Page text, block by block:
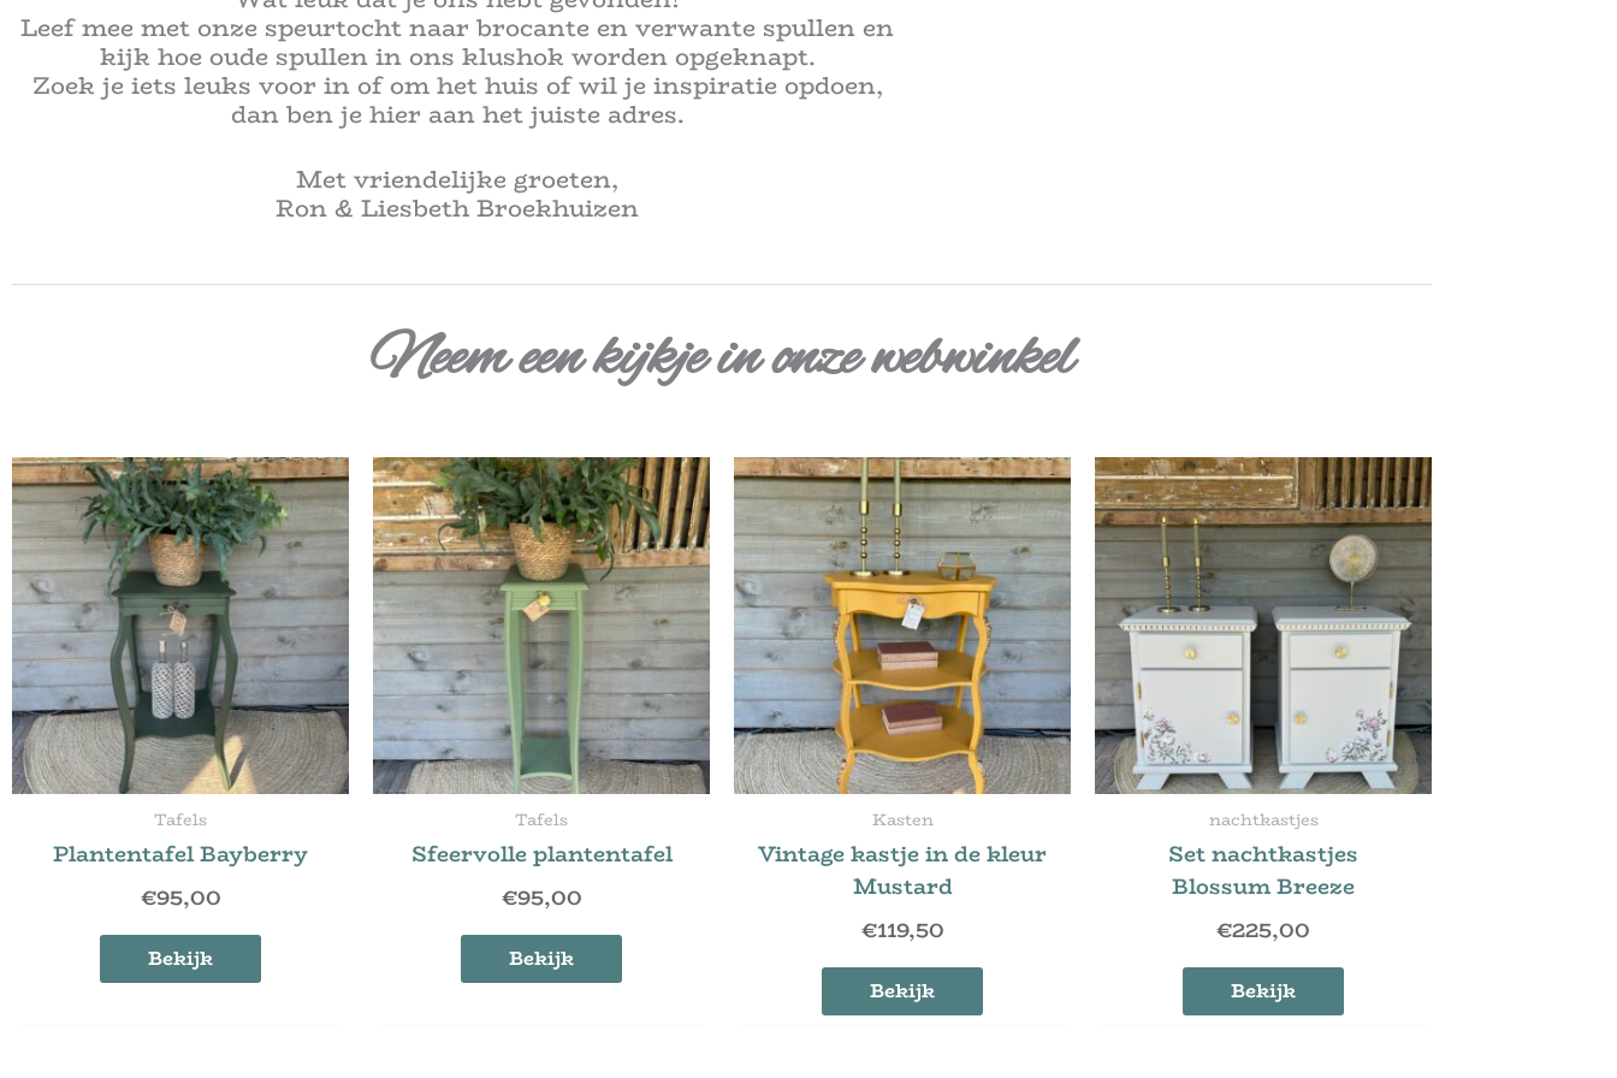
Leef mee met onze speurtocht naar brocante en verwante spullen en
kijk hoe oude spullen in ons klushok worden opgeknapt.
Zoek je iets leuks voor in of om het huis of wil je inspiratie opdoen,
dan ben je hier aan het juiste adres.
Met vriendelijke groeten,
Ron & Liesbeth Broekhuizen
Neem een kijkje in onze webwinkel
Tafels
Plantentafel Bayberry
€95,00
Bekijk
Tafels
Sfeervolle plantentafel
€95,00
Bekijk
Kasten
Vintage kastje in de kleur
Mustard
€119,50
Bekijk
nachtkastjes
Set nachtkastjes
Blossum Breeze
€225,00
Bekijk